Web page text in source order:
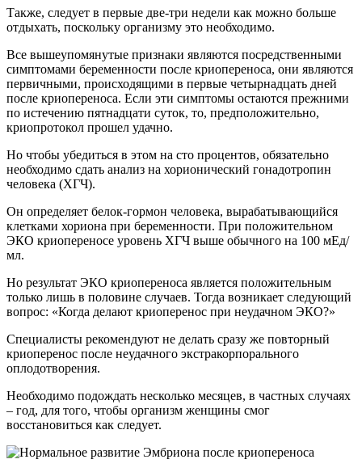
Также, следует в первые две-три недели как можно больше
отдыхать, поскольку организму это необходимо.
Все вышеупомянутые признаки являются посредственными
симптомами беременности после криопереноса, они являются
первичными, происходящими в первые четырнадцать дней
после криопереноса. Если эти симптомы остаются прежними
по истечению пятнадцати суток, то, предположительно,
криопротокол прошел удачно.
Но чтобы убедиться в этом на сто процентов, обязательно
необходимо сдать анализ на хорионический гонадотропин
человека (ХГЧ).
Он определяет белок-гормон человека, вырабатывающийся
клетками хориона при беременности. При положительном
ЭКО криопереносе уровень ХГЧ выше обычного на 100 мЕд/
мл.
Но результат ЭКО криопереноса является положительным
только лишь в половине случаев. Тогда возникает следующий
вопрос: «Когда делают криоперенос при неудачном ЭКО?»
Специалисты рекомендуют не делать сразу же повторный
криоперенос после неудачного экстракорпорального
оплодотворения.
Необходимо подождать несколько месяцев, в частных случаях
– год, для того, чтобы организм женщины смог
восстановиться как следует.